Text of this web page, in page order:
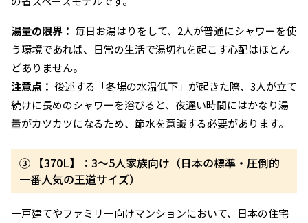
湯量の限界： 毎日お湯はりをして、2人が普通にシャワーを使
う環境であれば、日常の生活で湯切れを起こす心配はほとん
どありません。
注意点： 後述する「冬場の水温低下」が起きた際、3人が立て
続けに長めのシャワーを浴びると、夜遅い時間にはかなり湯
量がカツカツになるため、節水を意識する必要があります。
③ 【370L】：3〜5人家族向け（日本の標準・圧倒的
一番人気の王道サイズ）
一戸建てやファミリー向けマンションにおいて、日本の住宅